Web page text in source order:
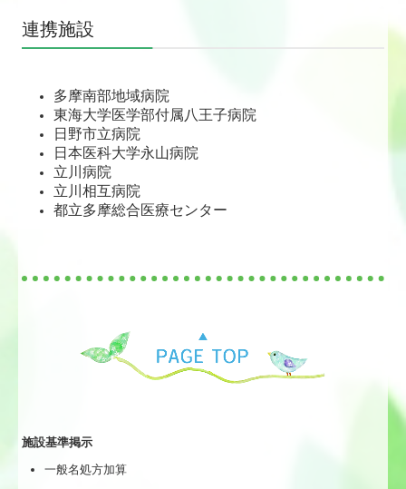
連携施設
多摩南部地域病院
東海大学医学部付属八王子病院
日野市立病院
日本医科大学永山病院
立川病院
立川相互病院
都立多摩総合医療センター
施設基準掲示
一般名処方加算